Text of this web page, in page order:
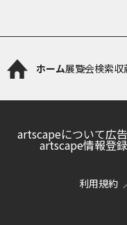
ホーム展覧会検索
artscapeについて広
artscape情報登
利用規約